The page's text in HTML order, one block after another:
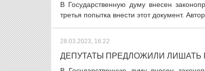
В Государственную думу внесен
третья попытка внести этот документ.
28.03.2023, 16:22
ДЕПУТАТЫ ПРЕДЛОЖИЛИ ЛИШАТЬ